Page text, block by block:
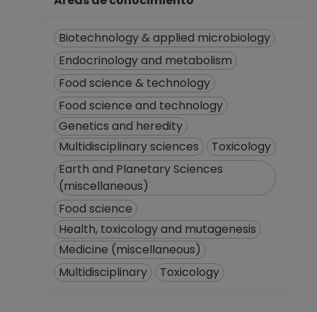
registros en el SIIA)
hasta 15-03-2009
Biotechnology & applied microbiology
Endocrinology and metabolism
Food science & technology
Food science and technology
Genetics and heredity
Multidisciplinary sciences
Toxicology
Earth and Planetary Sciences
(miscellaneous)
Food science
Health, toxicology and mutagenesis
Medicine (miscellaneous)
Multidisciplinary
Toxicology